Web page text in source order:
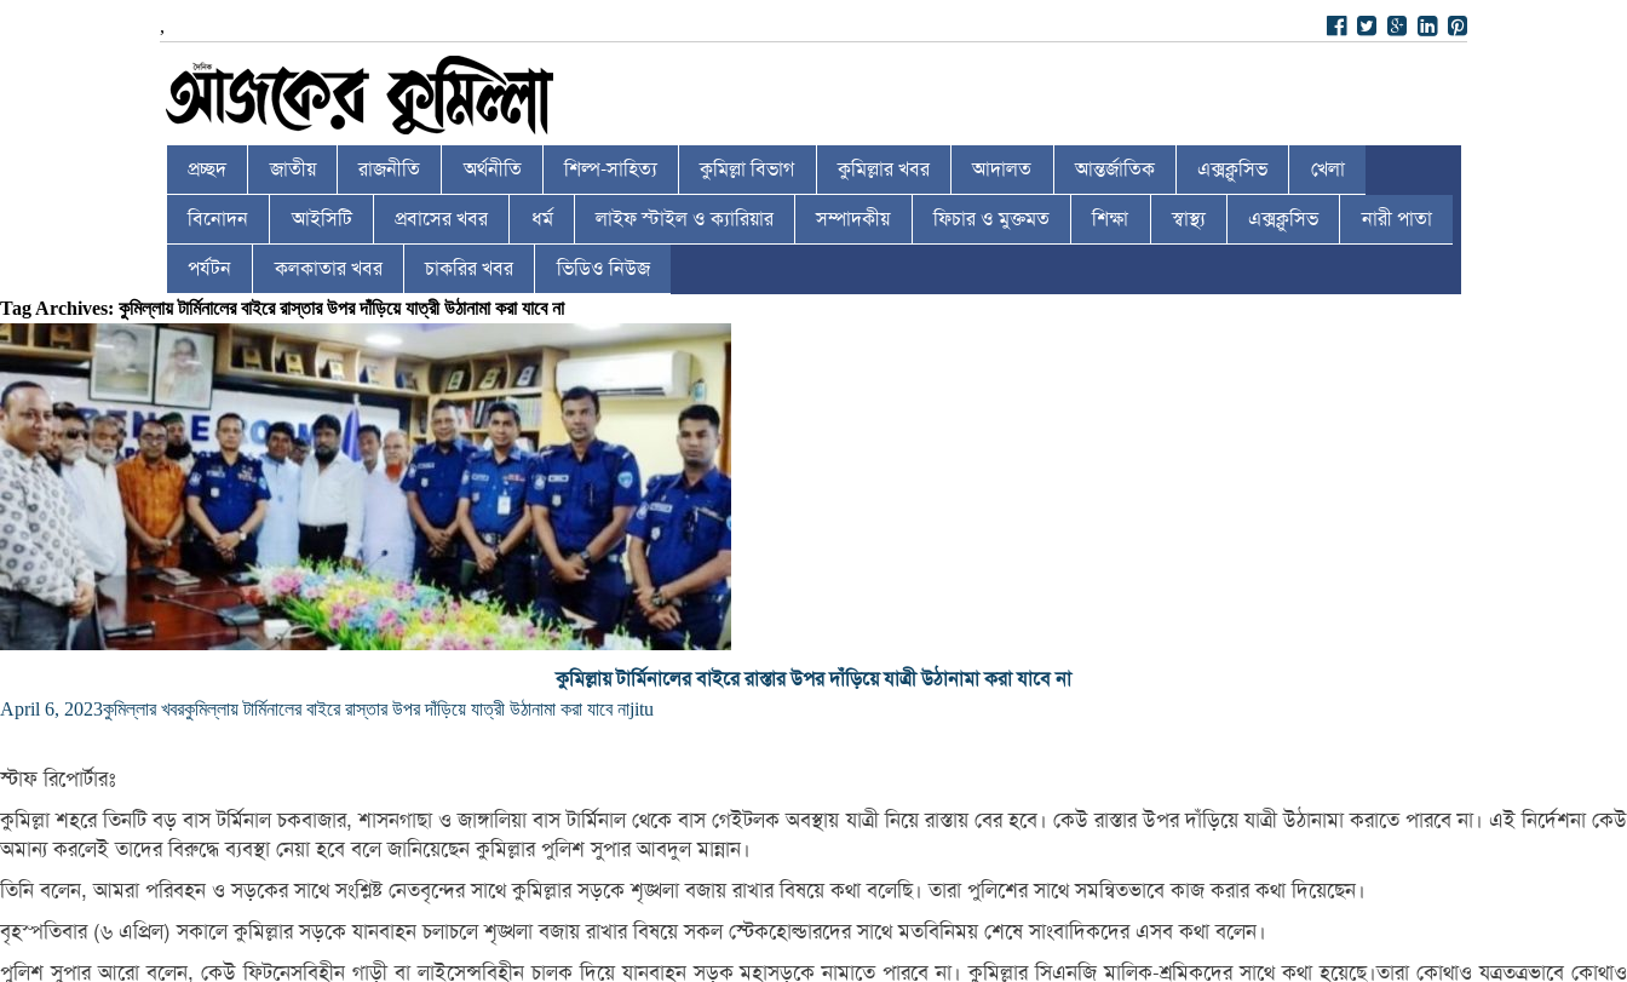
,
প্রচ্ছদ জাতীয় রাজনীতি অর্থনীতি শিল্প-সাহিত্য কুমিল্লা বিভাগ কুমিল্লার খবর আদালত আন্তর্জাতিক এক্সক্লুসিভ খেলা
বিনোদন আইসিটি প্রবাসের খবর ধর্ম লাইফ স্টাইল ও ক্যারিয়ার সম্পাদকীয় ফিচার ও মুক্তমত শিক্ষা স্বাস্থ্য এক্সক্লুসিভ নারী পাতা
পর্যটন কলকাতার খবর চাকরির খবর ভিডিও নিউজ
Tag Archives: কুমিল্লায় টার্মিনালের বাইরে রাস্তার উপর দাঁড়িয়ে যাত্রী উঠানামা করা যাবে না
কুমিল্লায় টার্মিনালের বাইরে রাস্তার উপর দাঁড়িয়ে যাত্রী উঠানামা করা যাবে না
April 6, 2023কুমিল্লার খবরকুমিল্লায় টার্মিনালের বাইরে রাস্তার উপর দাঁড়িয়ে যাত্রী উঠানামা করা যাবে নাjitu
স্টাফ রিপোর্টারঃ
কুমিল্লা শহরে তিনটি বড় বাস টর্মিনাল চকবাজার, শাসনগাছা ও জাঙ্গালিয়া বাস টার্মিনাল থেকে বাস গেইটলক অবস্থায় যাত্রী নিয়ে রাস্তায় বের হবে। কেউ রাস্তার উপর দাঁড়িয়ে যাত্রী উঠানামা করাতে পারবে না। এই নির্দেশনা কেউ
অমান্য করলেই তাদের বিরুদ্ধে ব্যবস্থা নেয়া হবে বলে জানিয়েছেন কুমিল্লার পুলিশ সুপার আবদুল মান্নান।
তিনি বলেন, আমরা পরিবহন ও সড়কের সাথে সংশ্লিষ্ট নেতবৃন্দের সাথে কুমিল্লার সড়কে শৃঙ্খলা বজায় রাখার বিষয়ে কথা বলেছি। তারা পুলিশের সাথে সমন্বিতভাবে কাজ করার কথা দিয়েছেন।
বৃহস্পতিবার (৬ এপ্রিল) সকালে কুমিল্লার সড়কে যানবাহন চলাচলে শৃঙ্খলা বজায় রাখার বিষয়ে সকল স্টেকহোল্ডারদের সাথে মতবিনিময় শেষে সাংবাদিকদের এসব কথা বলেন।
পুলিশ সুপার আরো বলেন, কেউ ফিটনেসবিহীন গাড়ী বা লাইসেন্সবিহীন চালক দিয়ে যানবাহন সড়ক মহাসড়কে নামাতে পারবে না। কুমিল্লার সিএনজি মালিক-শ্রমিকদের সাথে কথা হয়েছে।তারা কোথাও যত্রতত্রভাবে কোথাও